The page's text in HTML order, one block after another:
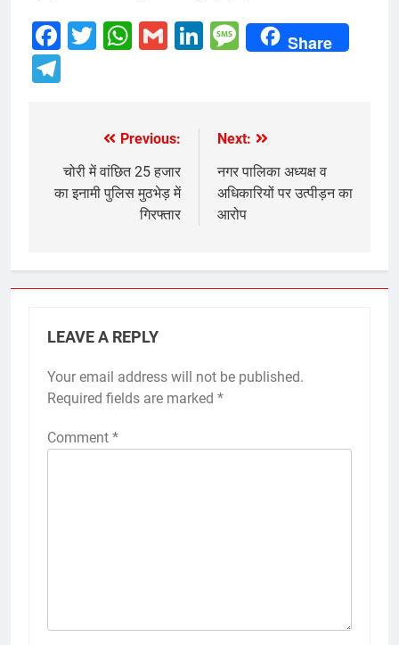
Facebook
Twitter
WhatsApp
GmailLinkedIn
Message
Share
navigation
Previous:
चोरी में वांछित 25 हजार
का इनामी पुलिस मुठभेड़ में
गिरफ्तार
Next:
नगर पालिका अध्यक्ष व
अधिकारियों पर उत्पीड़न का
आरोप
LEAVE A REPLY
Your email address will not be published.
Required fields are marked *
Comment *